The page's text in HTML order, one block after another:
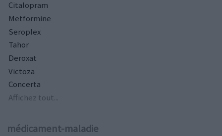
Citalopram
Metformine
Seroplex
Tahor
Deroxat
Victoza
Concerta
Affichez tout...
médicament-maladie